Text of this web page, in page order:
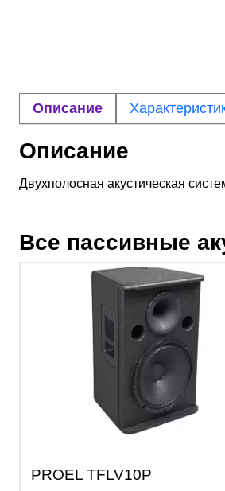
Описание
Описание
Двухполосная акустическая
Все пассивные
PROEL TFLV10P